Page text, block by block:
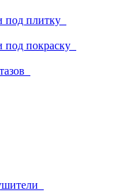
под плитку
под покраску